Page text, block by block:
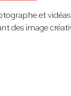
et
des image